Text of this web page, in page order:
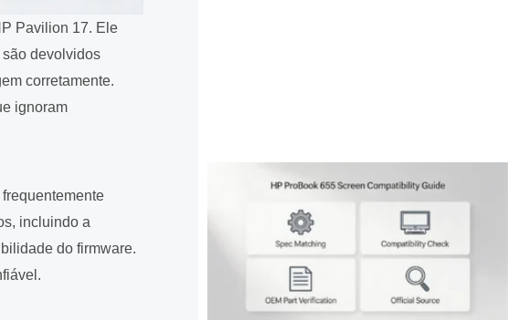
Pavilion 17. Ele
devolvidos
corretamente.
ignoram
incluindo a
do firmware.